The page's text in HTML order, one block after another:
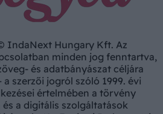
IndaNext Hungary Kft. Az
minden jog fenntartva,
és adatbányászat céljára
szerzői jogról szóló 1999. évi
értelmében a törvény
és a digitális szolgáltatások